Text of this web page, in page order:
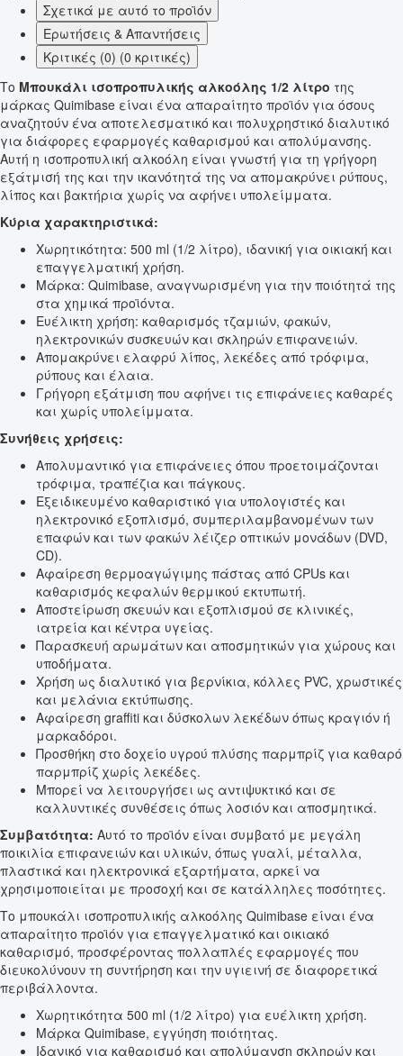
Σχετικά με αυτό το προϊόν
Ερωτήσεις & Απαντήσεις
Κριτικές (0) (0 κριτικές)
Το Μπουκάλι ισοπροπυλικής αλκοόλης 1/2 λίτρο της
μάρκας Quimibase είναι ένα απαραίτητο προϊόν για όσους
αναζητούν ένα αποτελεσματικό και πολυχρηστικό διαλυτικό
για διάφορες εφαρμογές καθαρισμού και απολύμανσης.
Αυτή η ισοπροπυλική αλκοόλη είναι γνωστή για τη γρήγορη
εξάτμισή της και την ικανότητά της να απομακρύνει ρύπους,
λίπος και βακτήρια χωρίς να αφήνει υπολείμματα.
Κύρια χαρακτηριστικά:
Χωρητικότητα: 500 ml (1/2 λίτρο), ιδανική για οικιακή και
επαγγελματική χρήση.
Μάρκα: Quimibase, αναγνωρισμένη για την ποιότητά της
στα χημικά προϊόντα.
Ευέλικτη χρήση: καθαρισμός τζαμιών, φακών,
ηλεκτρονικών συσκευών και σκληρών επιφανειών.
Απομακρύνει ελαφρύ λίπος, λεκέδες από τρόφιμα,
ρύπους και έλαια.
Γρήγορη εξάτμιση που αφήνει τις επιφάνειες καθαρές
και χωρίς υπολείμματα.
Συνήθεις χρήσεις:
Απολυμαντικό για επιφάνειες όπου προετοιμάζονται
τρόφιμα, τραπέζια και πάγκους.
Εξειδικευμένο καθαριστικό για υπολογιστές και
ηλεκτρονικό εξοπλισμό, συμπεριλαμβανομένων των
επαφών και των φακών λέιζερ οπτικών μονάδων (DVD,
CD).
Αφαίρεση θερμοαγώγιμης πάστας από CPUs και
καθαρισμός κεφαλών θερμικού εκτυπωτή.
Αποστείρωση σκευών και εξοπλισμού σε κλινικές,
ιατρεία και κέντρα υγείας.
Παρασκευή αρωμάτων και αποσμητικών για χώρους και
υποδήματα.
Χρήση ως διαλυτικό για βερνίκια, κόλλες PVC, χρωστικές
και μελάνια εκτύπωσης.
Αφαίρεση graffiti και δύσκολων λεκέδων όπως κραγιόν ή
μαρκαδόροι.
Προσθήκη στο δοχείο υγρού πλύσης παρμπρίζ για καθαρό
παρμπρίζ χωρίς λεκέδες.
Μπορεί να λειτουργήσει ως αντιψυκτικό και σε
καλλυντικές συνθέσεις όπως λοσιόν και αποσμητικά.
Συμβατότητα: Αυτό το προϊόν είναι συμβατό με μεγάλη
ποικιλία επιφανειών και υλικών, όπως γυαλί, μέταλλα,
πλαστικά και ηλεκτρονικά εξαρτήματα, αρκεί να
χρησιμοποιείται με προσοχή και σε κατάλληλες ποσότητες.
Το μπουκάλι ισοπροπυλικής αλκοόλης Quimibase είναι ένα
απαραίτητο προϊόν για επαγγελματικό και οικιακό
καθαρισμό, προσφέροντας πολλαπλές εφαρμογές που
διευκολύνουν τη συντήρηση και την υγιεινή σε διαφορετικά
περιβάλλοντα.
Χωρητικότητα 500 ml (1/2 λίτρο) για ευέλικτη χρήση.
Μάρκα Quimibase, εγγύηση ποιότητας.
Ιδανικό για καθαρισμό και απολύμανση σκληρών και